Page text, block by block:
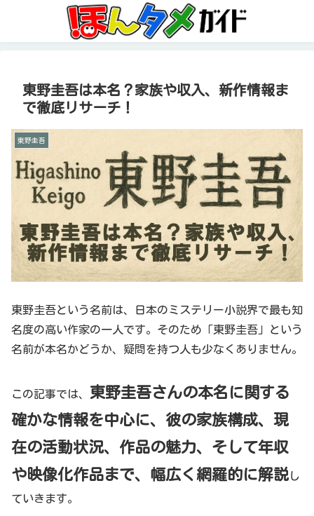
東野圭吾は本名？家族や収入、新作情報ま
で徹底リサーチ！
東野圭吾
東野圭吾という名前は、日本のミステリー小説界で最も知
名度の高い作家の一人です。そのため「東野圭吾」という
名前が本名かどうか、疑問を持つ人も少なくありません。
この記事では、 東野圭吾さんの本名に関する
確かな情報を中心に、彼の家族構成、現
在の活動状況、作品の魅力、そして年収
や映像化作品まで、幅広く網羅的に解説し
ていきます。